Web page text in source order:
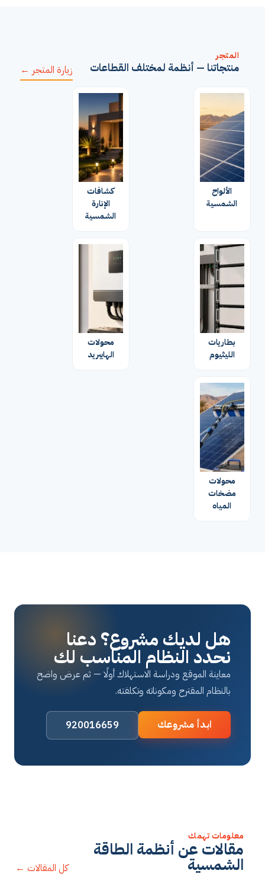
المتجر
منتجاتنا — أنظمة لمختلف القطاعات زيارة المتجر ←
الألواح
الشمسية
كشافات
الإنارة
الشمسية
بطاريات
الليثيوم
محولات
الهايبريد
محولات
مضخات
المياه
هل لديك مشروع؟ دعنا
نحدد النظام المناسب لك
معاينة الموقع ودراسة الاستهلاك أولًا — ثم عرض واضح
بالنظام المقترح ومكوناته وتكلفته.
ابدأ مشروعك 920016659
معلومات تهمك
مقالات عن أنظمة الطاقة
الشمسية كل المقالات ←